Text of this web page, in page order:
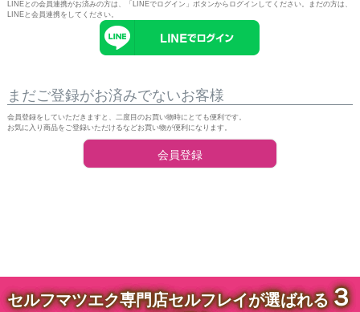
LINEとの会員連携がお済みの方は、「LINEでログイン」ボタンからログインしてください。まだの方は、
LINEと会員連携 をしてください。
まだご登録がお済みでないお客様
会員登録をしていただきますと、二度目のお買い物時にとても便利です。
お気に入り商品をご登録いただけるなどお買い物が便利になります。
会員登録
セルフマツエク専門店セルフレイが選ばれる３